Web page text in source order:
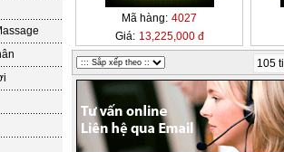
Mã hàng: 4027
Giá: 13,225,000 đ
105